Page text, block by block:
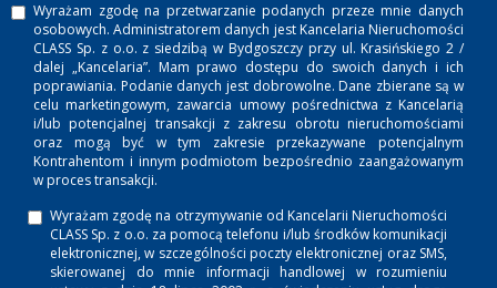
Wyrażam zgodę na przetwarzanie podanych przeze mnie danych
osobowych. Administratorem danych jest Kancelaria Nieruchomości
CLASS Sp. z o.o. z siedzibą w Bydgoszczy przy ul. Krasińskiego 2 /
dalej „Kancelaria”. Mam prawo dostępu do swoich danych i ich
poprawiania. Podanie danych jest dobrowolne. Dane zbierane są w
celu marketingowym, zawarcia umowy pośrednictwa z Kancelarią
i/lub potencjalnej transakcji z zakresu obrotu nieruchomościami
oraz mogą być w tym zakresie przekazywane potencjalnym
Kontrahentom i innym podmiotom bezpośrednio zaangażowanym
w proces transakcji.
Wyrażam zgodę na otrzymywanie od Kancelarii Nieruchomości
CLASS Sp. z o.o. za pomocą telefonu i/lub środków komunikacji
elektronicznej, w szczególności poczty elektronicznej oraz SMS,
skierowanej do mnie informacji handlowej w rozumieniu